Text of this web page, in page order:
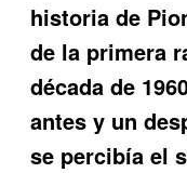
historia de
de la primera
década de
antes y un
se percibía el